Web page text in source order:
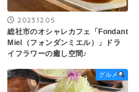
2023.12.05
総社市のオシャレカフェ「Fondant
Miel（フォンダンミエル）」ドラ
イフラワーの癒し空間♪
グルメ